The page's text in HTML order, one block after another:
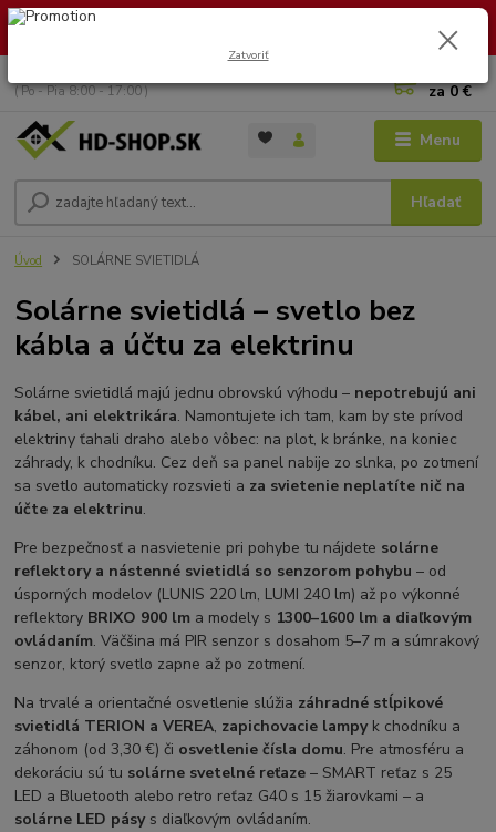
🏖️ DOVOLENKA 30.7.2026 – 9.8.2026 · Objednávky vybavíme po
Menu
Hľadať
( Po - Pia 8:00 - 17:00 )
za0 €
Úvod SOLÁRNE SVIETIDLÁ
Solárne svietidlá – svetlo bez
kábla a účtu za elektrinu
Solárne svietidlá majú jednu obrovskú výhodu – nepotrebujú ani
kábel, ani elektrikára. Namontujete ich tam, kam by ste prívod
elektriny ťahali draho alebo vôbec: na plot, k bránke, na koniec
záhrady, k chodníku. Cez deň sa panel nabije zo slnka, po zotmení
sa svetlo automaticky rozsvieti a za svietenie neplatíte nič na
účte za elektrinu.
Pre bezpečnosť a nasvietenie pri pohybe tu nájdete solárne
reflektory a nástenné svietidlá so senzorom pohybu – od
úsporných modelov (LUNIS 220 lm, LUMI 240 lm) až po výkonné
reflektory BRIXO 900 lm a modely s 1300–1600 lm a diaľkovým
ovládaním. Väčšina má PIR senzor s dosahom 5–7 m a súmrakový
senzor, ktorý svetlo zapne až po zotmení.
Na trvalé a orientačné osvetlenie slúžia záhradné stĺpikové
svietidlá TERION a VEREA, zapichovacie lampyk chodníku a
záhonom (od 3,30 €) či osvetlenie čísla domu. Pre atmosféru a
dekoráciu sú tu solárne svetelné reťaze – SMART reťaz s 25
LED a Bluetooth alebo retro reťaz G40 s 15 žiarovkami – a
solárne LED pásys diaľkovým ovládaním.
Zatvoriť